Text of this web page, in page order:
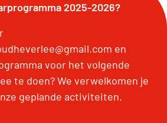
2025-2026?
en
voor het volgende
te doen? We verwelkomen je
geplande activiteiten.